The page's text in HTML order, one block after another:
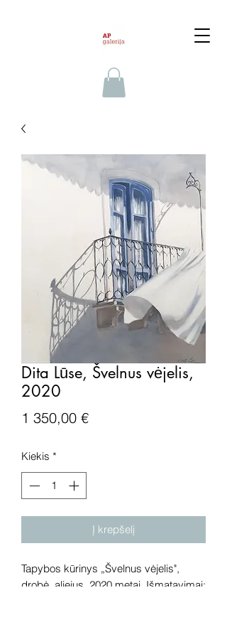
Dita Lūse, Švelnus vėjelis,
2020
1 350,00 €Price
Kiekis *
Į krepšelį
Tapybos kūrinys „Švelnus vėjelis",
drobė, aliejus, 2020 metai. Išmatavimai: